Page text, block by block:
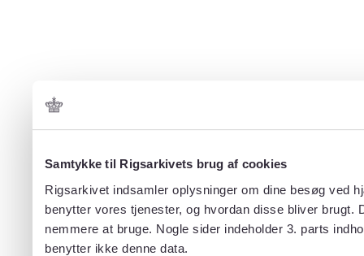
Samtykke til Rigsarkivets brug af cookies
Rigsarkivet indsamler oplysninger om dine besøg ved
benytter vores tjenester, og hvordan disse bliver
nemmere at bruge. Nogle sider indeholder 3. parts
benytter ikke denne data.